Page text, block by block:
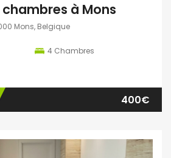
à Mons
Mons, Belgique
4 Chambres
400€